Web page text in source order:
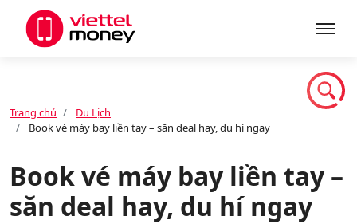
Dịch vụ
Trang chủ
Du Lịch
Book vé máy bay liền tay – săn deal hay, du hí ngay
Book vé máy bay liền tay –
săn deal hay, du hí ngay